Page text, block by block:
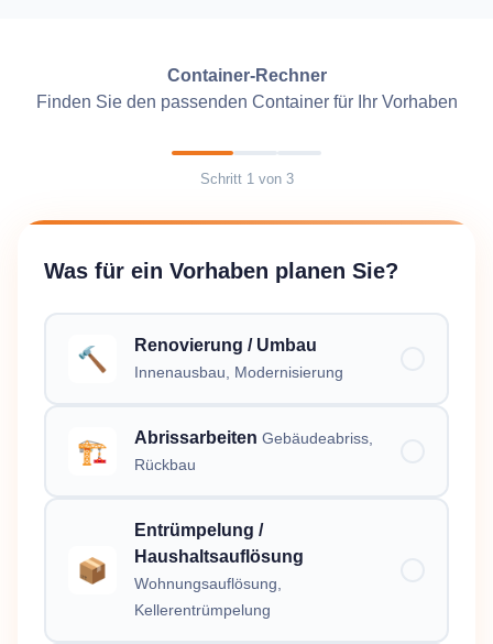
Container-Rechner
Finden Sie den passenden Container für Ihr Vorhaben
Schritt 1von 3
Was für ein Vorhaben planen Sie?
🔨 Renovierung / Umbau
Innenausbau, Modernisierung
🏗️ Abrissarbeiten Gebäudeabriss,
Rückbau
📦
Entrümpelung /
Haushaltsauflösung
Wohnungsauflösung,
Kellerentrümpelung